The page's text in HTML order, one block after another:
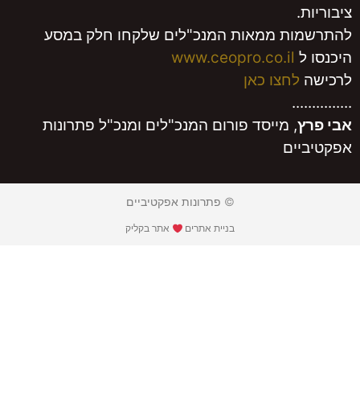
ממאות המנכ"לים שלקחו חלק במסע
www.ceopro.co.il
לחצו כאן
, מייסד פורום המנכ"לים ומנכ"ל פתרונות
© פתרונות אפקטיביים
אתר בקליק​